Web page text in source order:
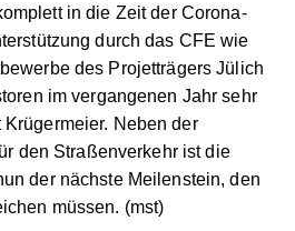
in die Zeit der Corona-
durch das CFE wie
des Projetträgers Jülich
im vergangenen Jahr sehr
Neben der
den Straßenverkehr ist die
der nächste Meilenstein, den
müssen. (mst)